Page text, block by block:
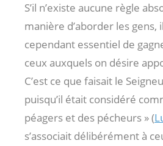
S’il n’existe aucune règle
manière d’aborder les gens,
cependant essentiel de
ceux auxquels on désire
C’est ce que faisait le
puisqu’il était considéré
péagers et des pécheurs » (
s’associait délibérément à